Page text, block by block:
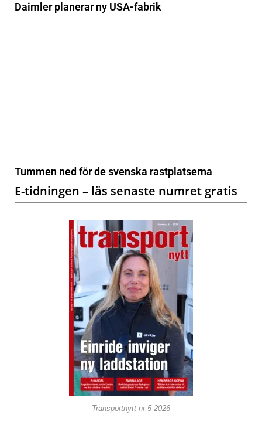
Daimler planerar ny USA-fabrik
Tummen ned för de svenska rastplatserna
E-tidningen – läs senaste numret gratis
Transportnytt nr 5-2026